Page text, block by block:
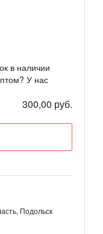
в наличии
У нас
300,00 руб.
Подольск